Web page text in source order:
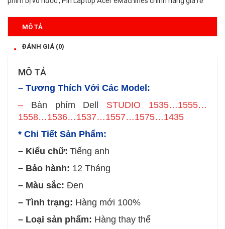
MÔ TẢ
ĐÁNH GIÁ (0)
MÔ TẢ
– Tương Thích Với Các Model:
– Bàn phím Dell
STUDIO 1535…1555…
1558…1536…1537…1557…1575…1435
* Chi Tiết Sản Phẩm:
– Kiểu chữ: Tiếng anh
– Bảo hành: 12 Tháng
– Màu sắc: Đen
– Tình trạng: Hàng mới 100%
– Loại sản phẩm: Hàng thay thế